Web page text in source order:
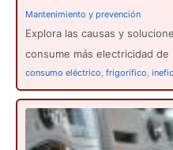
Mantenimiento y prevención
Explora las causas y
consume más electricidad
consumo eléctrico frigorífico